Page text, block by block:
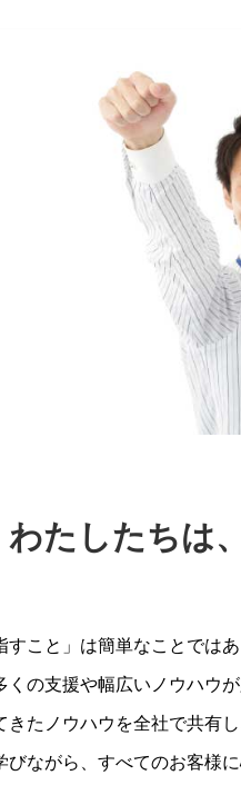
わたしたちは
すこと」は簡単なことではあ
くの支援や幅広いノウハウ
きたノウハウを全社で共有
ながら、すべてのお客様